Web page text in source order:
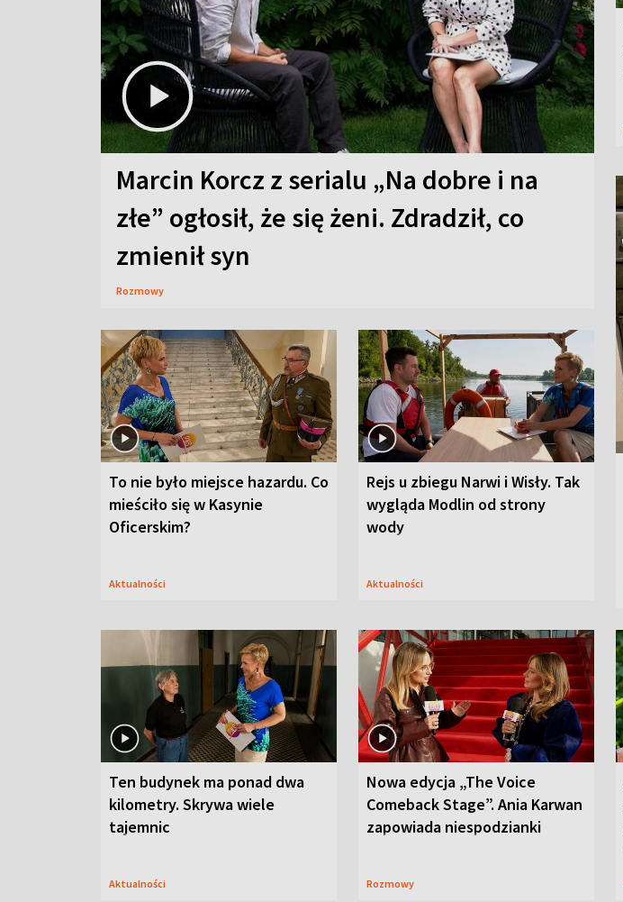
Marcin Korcz z serialu „Na dobre i na
złe” ogłosił, że się żeni. Zdradził, co
zmienił syn
Rozmowy
To nie było miejsce hazardu. Co
mieściło się w Kasynie
Oficerskim?
Aktualności
Rejs u zbiegu Narwi i Wisły. Tak
wygląda Modlin od strony
wody
Aktualności
Ten budynek ma ponad dwa
kilometry. Skrywa wiele
tajemnic
Aktualności
Nowa edycja „The Voice
Comeback Stage”. Ania Karwan
zapowiada niespodzianki
Rozmowy